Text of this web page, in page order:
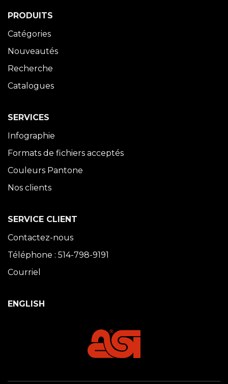
PRODUITS
Catégories
Nouveautés
Recherche
Catalogues
SERVICES
Infographie
Formats de fichiers acceptés
Couleurs Pantone
Nos clients
SERVICE CLIENT
Contactez-nous
Téléphone : 514-798-9191
Courriel
ENGLISH